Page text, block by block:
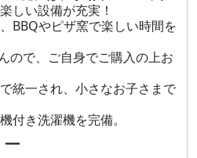
しい設備が充実！
BBQやピザ窯で楽しい時間を
ので、ご自身でご購入の上お
統一され、小さなお子さまで
付き洗濯機を完備。